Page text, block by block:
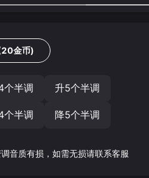
20金币)
个半调 升5个半调
个半调 降5个半调
音质有损，如需无损请联系客服